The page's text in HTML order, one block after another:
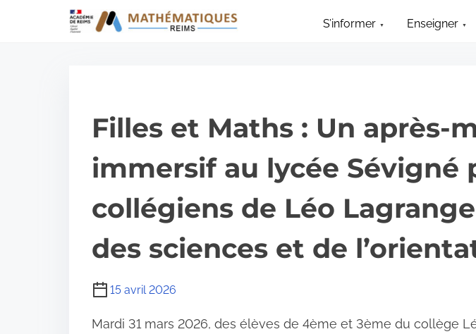
S’informer Enseigner
Filles et Maths : Un après-
immersif au lycée Sévigné
collégiens de Léo
des sciences et de
15 avril 2026
Mardi 31 mars 2026, des élèves de 4ème et 3ème du collège